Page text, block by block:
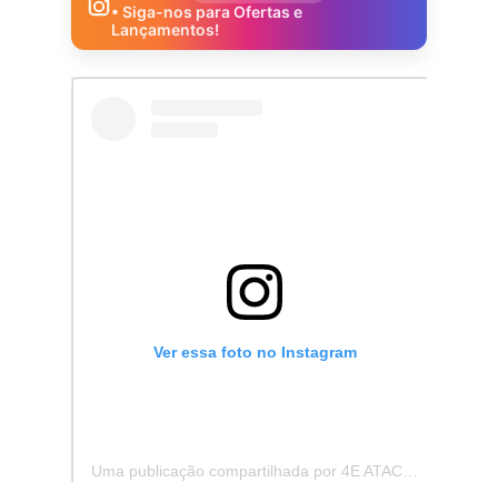
• Siga-nos para Ofertas e
Lançamentos!
Ver essa foto no Instagram